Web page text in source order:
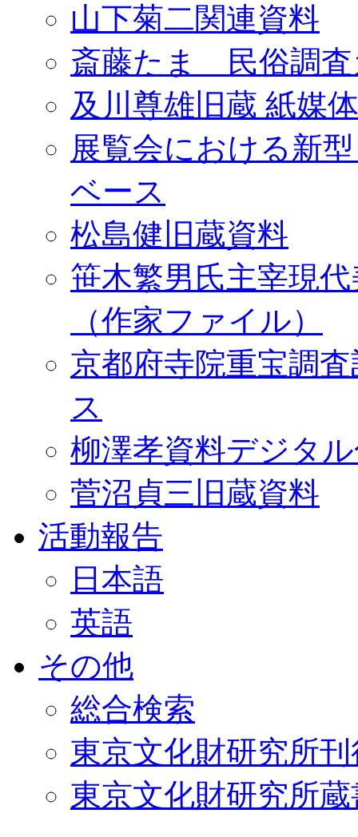
山下菊二関連資料
斎藤たま 民俗調査
及川尊雄旧蔵 紙媒
展覧会における新
ベース
松島健旧蔵資料
笹木繁男氏主宰現
（作家ファイル）
京都府寺院重宝調
ス
柳澤孝資料デジタ
菅沼貞三旧蔵資料
活動報告
日本語
英語
その他
総合検索
東京文化財研究所
東京文化財研究所